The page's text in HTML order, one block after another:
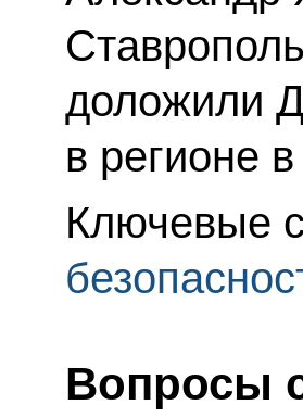
доложили
в регионе
Ключевые
Вопросы